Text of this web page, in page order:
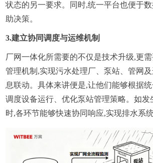
状态的另一要求。同时,统一平台也便于
助决策。
3.建立协同调度与运维机制
厂网一体化所需要的不仅是技术升级,更
管理机制,实现污水处理厂、泵站、管网
息联动。具体来讲便是,让他们能够根据
调度设备运行、优化泵站管理策略。如发
时,各环节能够快速协同响应,实现排水系